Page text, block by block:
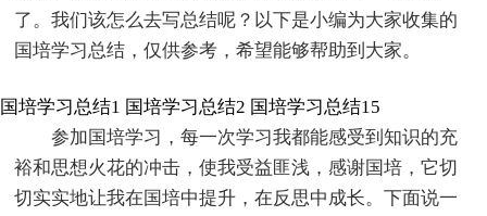
了。我们该怎么去写总结呢？以下是小编为大家收集的
国培学习总结，仅供参考，希望能够帮助到大家。
国培学习总结1
参加国培学习，每一次学习我都能感受到知识的充
裕和思想火花的冲击，使我受益匪浅，感谢国培，它切
切实实地让我在国培中提升，在反思中成长。下面说一
国培学习总结2 国培学习总结15